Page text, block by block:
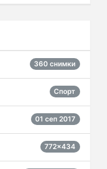
360 снимки
Спорт
01 сеп 2017
772×434